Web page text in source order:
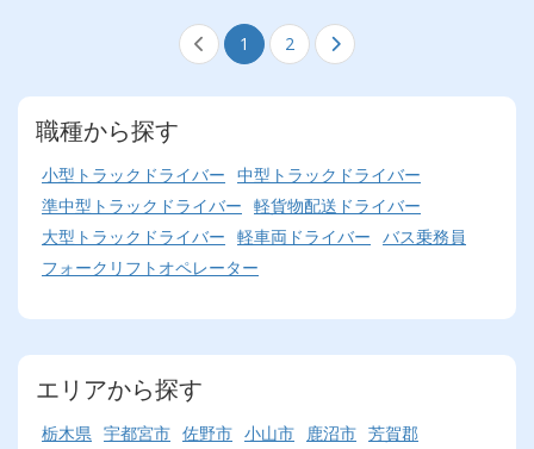
1 2
職種から探す
小型トラックドライバー 中型トラックドライバー
準中型トラックドライバー 軽貨物配送ドライバー
大型トラックドライバー 軽車両ドライバー バス乗務員
フォークリフトオペレーター
エリアから探す
栃木県 宇都宮市 佐野市 小山市 鹿沼市 芳賀郡